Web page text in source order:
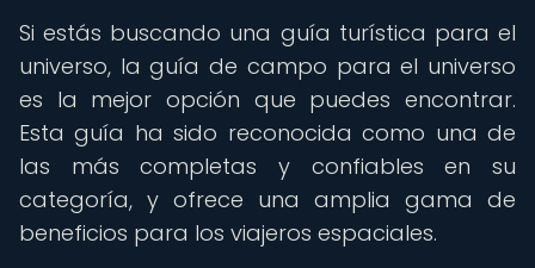
Si estás buscando una guía turística para el
universo, la guía de campo para el universo
es la mejor opción que puedes encontrar.
Esta guía ha sido reconocida como una de
las más completas y confiables en su
categoría, y ofrece una amplia gama de
beneficios para los viajeros espaciales.